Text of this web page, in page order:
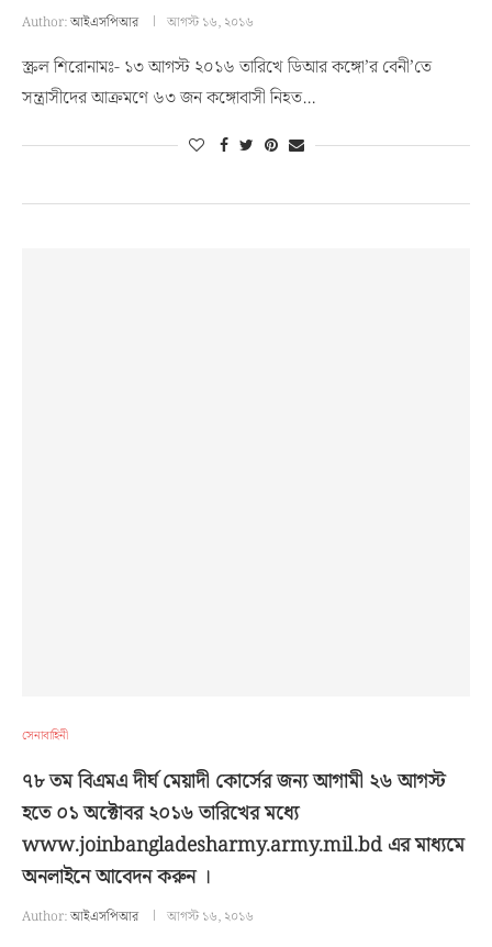
Author:আইএসপিআর আগস্ট ১৬, ২০১৬
স্ক্রল শিরোনামঃ- ১৩ আগস্ট ২০১৬ তারিখে ডিআর কঙ্গো’র বেনী’তে
সন্ত্রাসীদের আক্রমণে ৬৩ জন কঙ্গোবাসী নিহত…
সেনাবাহিনী
৭৮ তম বিএমএ দীর্ঘ মেয়াদী কোর্সের জন্য আগামী ২৬ আগস্ট
হতে ০১ অক্টোবর ২০১৬ তারিখের মধ্যে
www.joinbangladesharmy.army.mil.bd এর মাধ্যমে
অনলাইনে আবেদন করুন ।
Author:আইএসপিআর আগস্ট ১৬, ২০১৬